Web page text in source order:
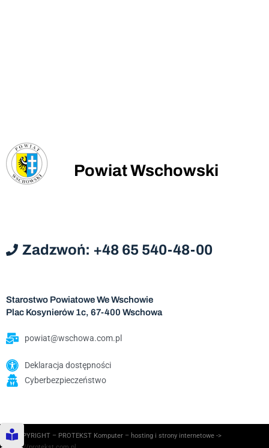
Powiat Wschowski
Zadzwoń: +48 65 540-48-00
Starostwo Powiatowe We Wschowie
Plac Kosynierów 1c, 67-400 Wschowa
powiat@wschowa.com.pl
Deklaracja dostępności
Cyberbezpieczeństwo
© COPYRIGHT – PROTEKST Komputer – hosting i strony internetowe ->